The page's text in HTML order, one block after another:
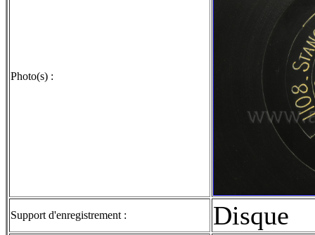
Photo(s) :
Support d'enregistrement : Disque